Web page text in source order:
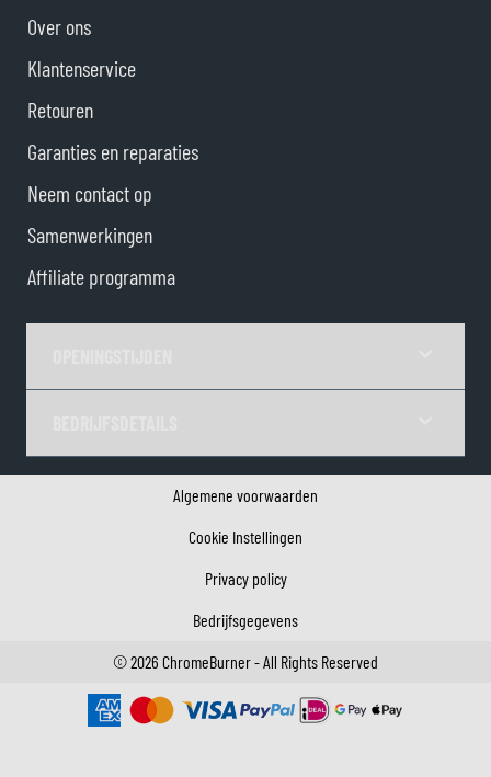
Over ons
Klantenservice
Retouren
Garanties en reparaties
Neem contact op
Samenwerkingen
Affiliate programma
Algemene voorwaarden
Cookie Instellingen
Privacy policy
Bedrijfsgegevens
©2026 ChromeBurner - All Rights Reserved